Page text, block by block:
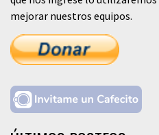
mejorar nuestros equipos.